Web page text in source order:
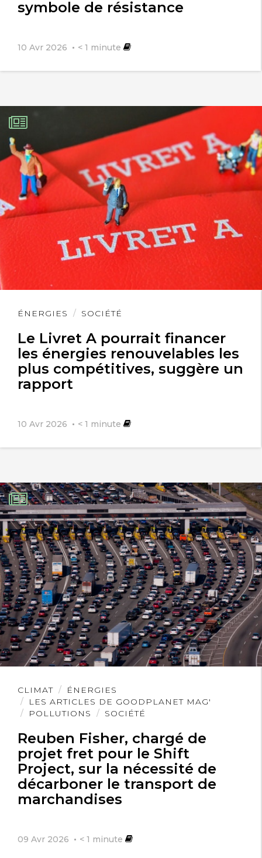
symbole de résistance
10 Avr 2026 < 1 minute
ÉNERGIES SOCIÉTÉ
Le Livret A pourrait financer
les énergies renouvelables les
plus compétitives, suggère un
rapport
10 Avr 2026 < 1 minute
Lire
CLIMAT
ÉNERGIES
LES ARTICLES DE GOODPLANET MAG'
POLLUTIONS
SOCIÉTÉ
Reuben Fisher, chargé de
projet fret pour le Shift
Project, sur la nécessité de
décarboner le transport de
marchandises
09 Avr 2026 < 1 minute
Lire
l'article